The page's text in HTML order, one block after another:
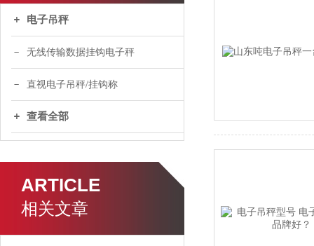
电子吊秤
无线传输数据挂钩电子秤
直视电子吊秤/挂钩称
查看全部
ARTICLE
相关文章